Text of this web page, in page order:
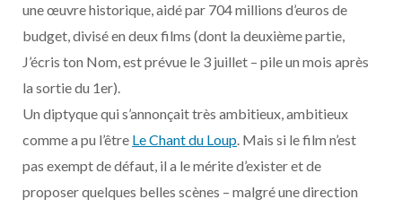
une œuvre historique, aidé par 704 millions d’euros de
budget, divisé en deux films (dont la deuxième partie,
J’écris ton Nom, est prévue le 3 juillet – pile un mois après
la sortie du 1er).
Un diptyque qui s’annonçait très ambitieux, ambitieux
comme a pu l’être Le Chant du Loup. Mais si le film n’est
pas exempt de défaut, il a le mérite d’exister et de
proposer quelques belles scènes – malgré une direction